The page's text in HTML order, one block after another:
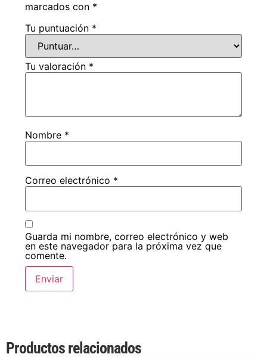
marcados con *
Tu puntuación *
Tu valoración *
Nombre *
Correo electrónico *
Guarda mi nombre, correo electrónico y web
en este navegador para la próxima vez que
comente.
Productos relacionados